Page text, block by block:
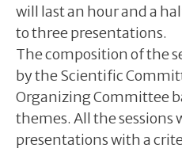
will last an hour and a
to three presentations.
The composition of the
by the Scientific
Organizing Committee
themes. All the sessions
presentations with a